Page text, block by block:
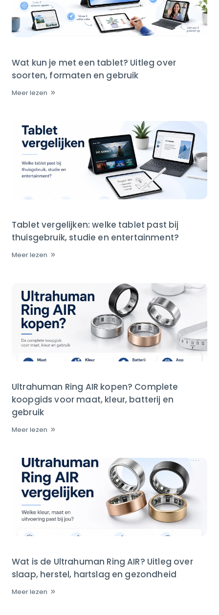
Wat kun je met een tablet? Uitleg over
soorten, formaten en gebruik
Meer lezen
Tablet vergelijken: welke tablet past bij
thuisgebruik, studie en entertainment?
Meer lezen
Ultrahuman Ring AIR kopen? Complete
koopgids voor maat, kleur, batterij en
gebruik
Meer lezen
Wat is de Ultrahuman Ring AIR? Uitleg over
slaap, herstel, hartslag en gezondheid
Meer lezen